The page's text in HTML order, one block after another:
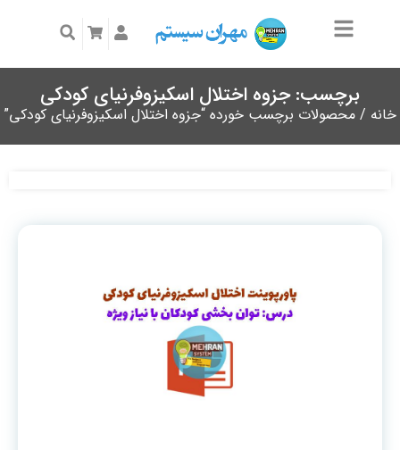
برچسب: جزوه اختلال اسکیزوفرنیای کودکی
خانه / محصولات برچسب خورده “جزوه اختلال اسکیزوفرنیای کودکی”